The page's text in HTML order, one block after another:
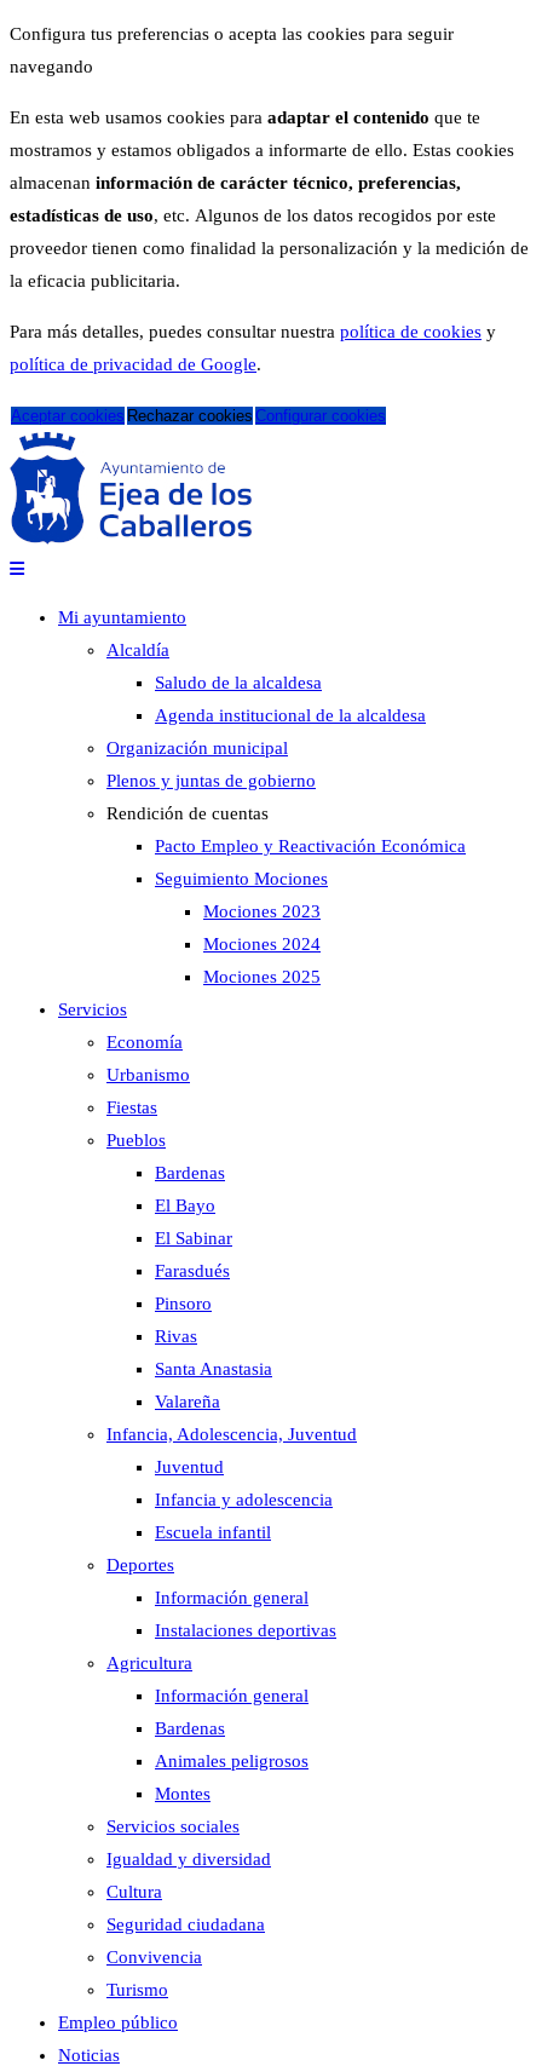
Configura tus preferencias o acepta las cookies para seguir
navegando
En esta web usamos cookies para adaptar el contenido que te
mostramos y estamos obligados a informarte de ello. Estas cookies
almacenan información de carácter técnico, preferencias,
estadísticas de uso, etc. Algunos de los datos recogidos por este
proveedor tienen como finalidad la personalización y la medición de
la eficacia publicitaria.
Para más detalles, puedes consultar nuestra política de cookies y
política de privacidad de Google.
Aceptar cookies Rechazar cookies Configurar cookies
Mi ayuntamiento
Alcaldía
Saludo de la alcaldesa
Agenda institucional de la alcaldesa
Organización municipal
Plenos y juntas de gobierno
Rendición de cuentas
Pacto Empleo y Reactivación Económica
Seguimiento Mociones
Mociones 2023
Mociones 2024
Mociones 2025
Servicios
Economía
Urbanismo
Fiestas
Pueblos
Bardenas
El Bayo
El Sabinar
Farasdués
Pinsoro
Rivas
Santa Anastasia
Valareña
Infancia, Adolescencia, Juventud
Juventud
Infancia y adolescencia
Escuela infantil
Deportes
Información general
Instalaciones deportivas
Agricultura
Información general
Bardenas
Animales peligrosos
Montes
Servicios sociales
Igualdad y diversidad
Cultura
Seguridad ciudadana
Convivencia
Turismo
Empleo público
Noticias